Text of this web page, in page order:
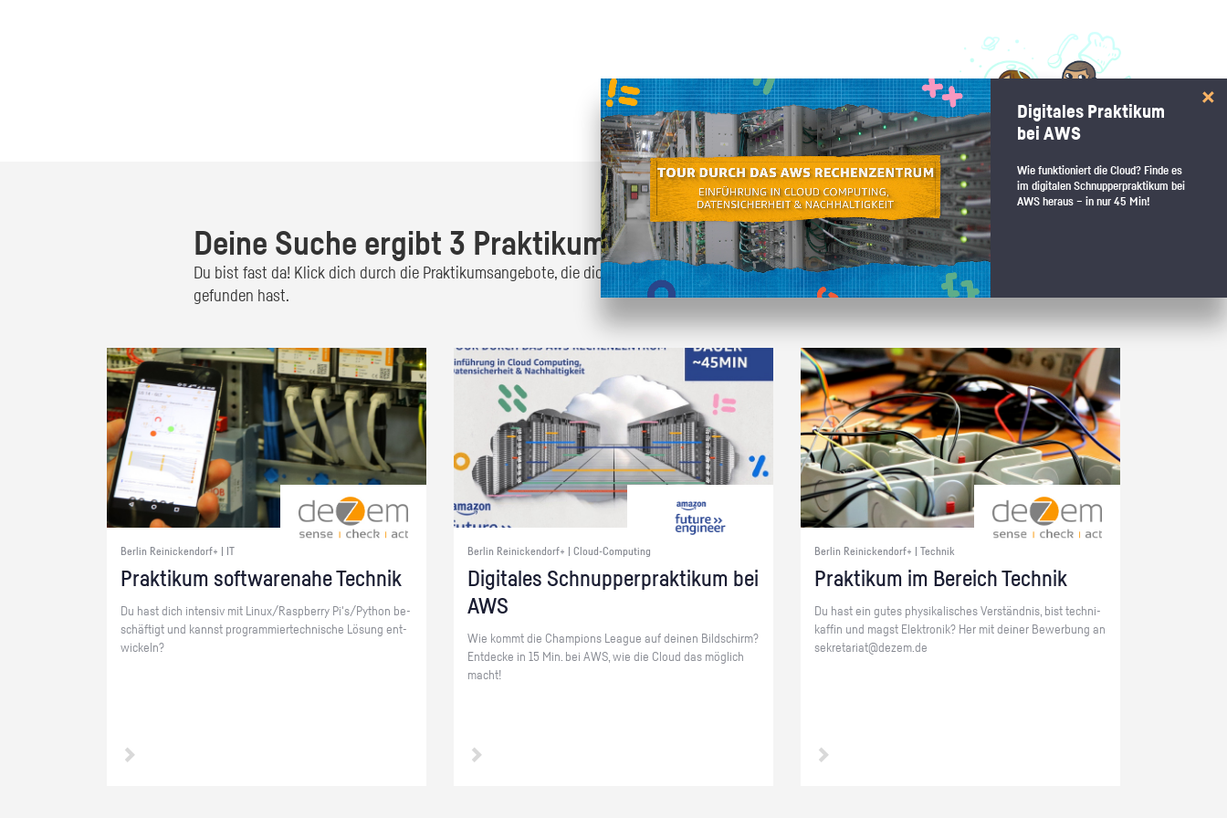
Oder finde heraus was dich interessiert:
zum Stärkentest.
Deine Suche ergibt 3 Praktikumsangebote!
Du bist fast da! Klick dich durch die Praktikumsangebote, die dich interessieren und bewirb dich wenn du den passenden Platz
gefunden hast.
Berlin Reinickendorf+ | IT
Prak­ti­kum soft­ware­na­he Tech­nik
Du hast dich in­ten­siv mit Linux/Raspber­ry Pi's/Py­thon be­
schäf­tigt und kannst pro­gram­mier­tech­ni­sche Lö­sung ent­
wi­ckeln?
Berlin Reinickendorf+ | Cloud-Computing
Di­gi­ta­les Schnup­per­prak­ti­kum bei
AWS
Wie kommt die Cham­pi­ons Le­ague auf dei­nen Bild­schirm?
Ent­de­cke in 15 Min. bei AWS, wie die Cloud das mög­lich
macht!
Berlin Reinickendorf+ | Technik
Prak­ti­kum im Be­reich Tech­nik
Du hast ein gutes phy­si­ka­li­sches Ver­ständ­nis, bist tech­ni­
kaf­fin und magst Elek­tro­nik? Her mit dei­ner Be­wer­bung an
se­kre­ta­ri­at@​dezem.​de
Digitales Praktikum
bei AWS
Wie funktioniert die Cloud? Finde es
im digitalen Schnupperpraktikum bei
AWS heraus – in nur 45 Min!